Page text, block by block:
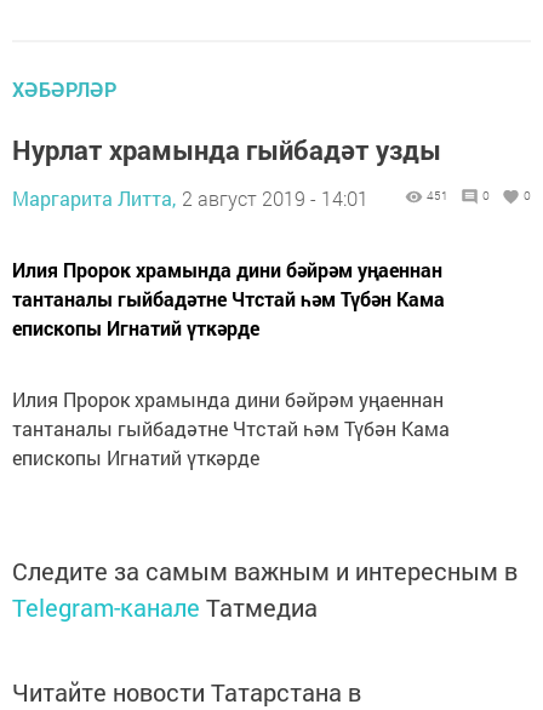
ХӘБӘРЛӘР
Нурлат храмында гыйбадәт узды
Маргарита Литта, 2 август 2019 - 14:01 451 0 0
Илия Пророк храмында дини бәйрәм уңаеннан
тантаналы гыйбадәтне Чтстай һәм Түбән Кама
епископы Игнатий үткәрде
Илия Пророк храмында дини бәйрәм уңаеннан
тантаналы гыйбадәтне Чтстай һәм Түбән Кама
епископы Игнатий үткәрде
Следите за самым важным и интересным в
Telegram-канале Татмедиа
Читайте новости Татарстана в